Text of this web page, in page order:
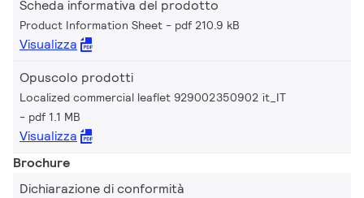
Scheda informativa del prodotto
Product Information Sheet pdf 210.9 kB
Visualizza
Opuscolo prodotti
Localized commercial leaflet 929002350902 it_IT
pdf 1.1 MB
Visualizza
Brochure
Dichiarazione di conformità